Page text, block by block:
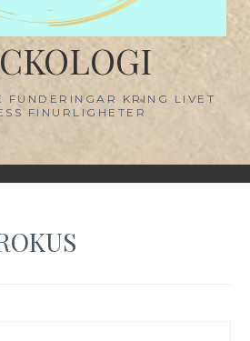
FUNDERINGAR KRING LIVET
FINURLIGHETER